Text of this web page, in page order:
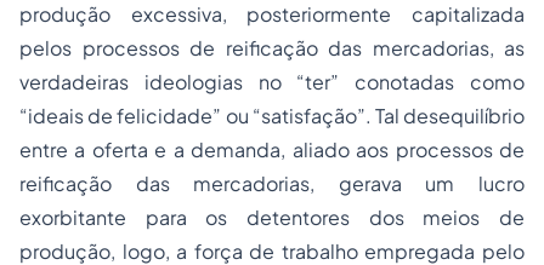
produção excessiva, posteriormente capitalizada
pelos processos de reificação das mercadorias, as
verdadeiras ideologias no “ter” conotadas como
“ideais de felicidade” ou “satisfação”. Tal desequilíbrio
entre a oferta e a demanda, aliado aos processos de
reificação das mercadorias, gerava um lucro
exorbitante para os detentores dos meios de
produção, logo, a força de trabalho empregada pelo